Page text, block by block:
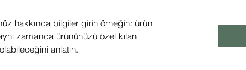
hakkında bilgiler girin örneğin: ürün
zamanda ürününüzü özel kılan
anlatın.